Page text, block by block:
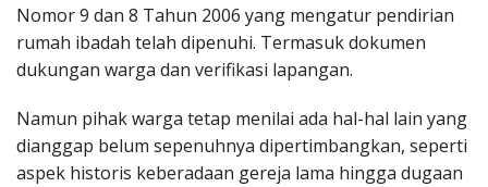
Nomor 9 dan 8 Tahun 2006 yang mengatur pendirian
rumah ibadah telah dipenuhi. Termasuk dokumen
dukungan warga dan verifikasi lapangan.
Namun pihak warga tetap menilai ada hal-hal lain yang
dianggap belum sepenuhnya dipertimbangkan, seperti
aspek historis keberadaan gereja lama hingga dugaan